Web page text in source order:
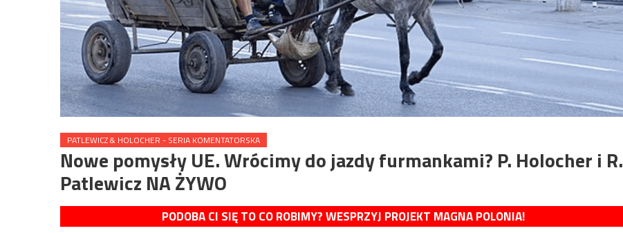
PATLEWICZ & HOLOCHER - SERIA KOMENTATORSKA
Nowe pomysły UE. Wrócimy do jazdy furmankami? P. Holocher i R.
Patlewicz NA ŻYWO
PODOBA CI SIĘ TO CO ROBIMY? WESPRZYJ PROJEKT MAGNA POLONIA!